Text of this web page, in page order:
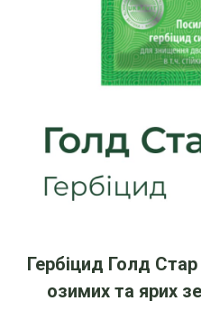
Гербіцид Голд
озимих та ярих